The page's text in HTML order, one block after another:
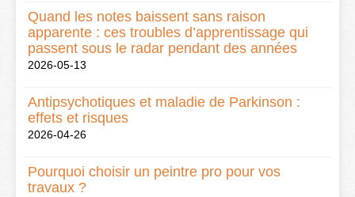
Quand les notes baissent sans raison
apparente : ces troubles d’apprentissage qui
passent sous le radar pendant des années
2026-05-13
Antipsychotiques et maladie de Parkinson :
effets et risques
2026-04-26
Pourquoi choisir un peintre pro pour vos
travaux ?